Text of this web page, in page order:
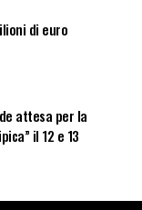
di euro
attesa per la
il 12 e 13